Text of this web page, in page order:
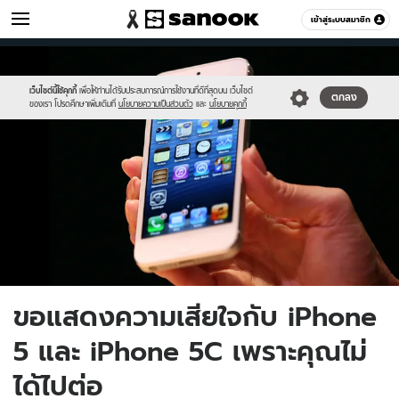
เข้าสู่ระบบสมาชิก
ไอที หมวดอื่นๆ
เว็บไซต์นี้ใช้คุกกี้ เพื่อให้ท่านได้รับประสบการณ์การใช้งานที่ดีที่สุดบน เว็บไซต์
ของเรา โปรดศึกษาเพิ่มเติมที่ นโยบายความเป็นส่วนตัว และ นโยบายคุกกี้
ตกลง
new-
sanook.png
//s.isanook.com/hi/0/ud/285/1425797/2.jpg
ขอแสดงความเสียใจกับ iPhone
5 และ iPhone 5C เพราะคุณไม่
ได้ไปต่อ